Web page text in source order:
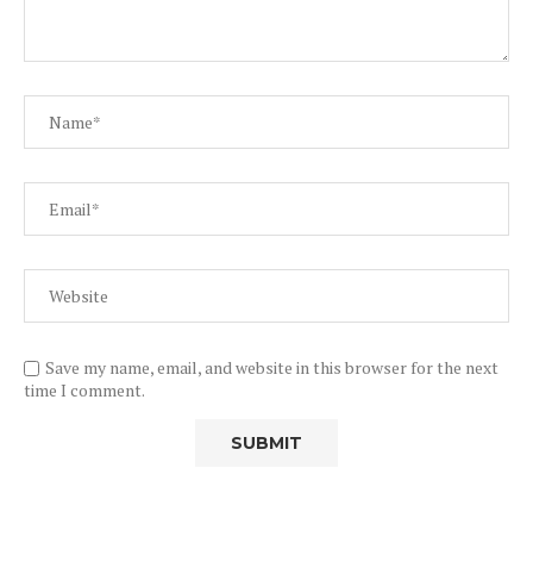
Save my name, email, and website in this browser for the next
time I comment.